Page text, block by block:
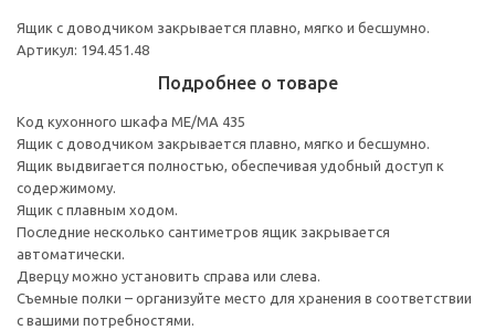
Ящик с доводчиком закрывается плавно, мягко и бесшумно.
Артикул: 194.451.48
Подробнее о товаре
Код кухонного шкафа ME/MA 435
Ящик с доводчиком закрывается плавно, мягко и бесшумно.
Ящик выдвигается полностью, обеспечивая удобный доступ к
содержимому.
Ящик с плавным ходом.
Последние несколько сантиметров ящик закрывается
автоматически.
Дверцу можно установить справа или слева.
Съемные полки – организуйте место для хранения в соответствии
с вашими потребностями.